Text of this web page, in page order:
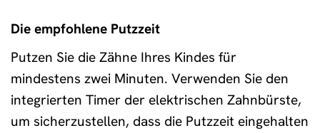
Die empfohlene Putzzeit
Putzen Sie die Zähne Ihres Kindes für
mindestens zwei Minuten. Verwenden Sie den
integrierten Timer der elektrischen Zahnbürste,
um sicherzustellen, dass die Putzzeit eingehalten